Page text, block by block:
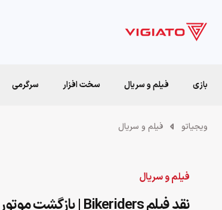
بازی فیلم و سریال سخت افزار سرگرمی
ویجیاتو فیلم و سریال
فیلم و سریال
نقد فیلم Bikeriders | بازگشت موتور سواران به سینما